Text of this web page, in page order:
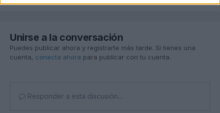
Unirse a la conversación
Puedes publicar ahora y registrarte más tarde. Si tienes una
cuenta, conecta ahora para publicar con tu cuenta.
Responder a esta discusión...